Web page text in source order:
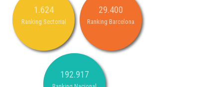
1.624
Ranking Sectorial
29.400
Ranking Barcelona
192.917